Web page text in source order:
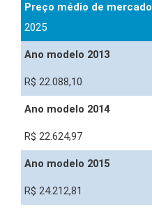
Preço médio de mercado
2025
Ano modelo 2013
R$ 22.088,10
Ano modelo 2014
R$ 22.624,97
Ano modelo 2015
R$ 24.212,81